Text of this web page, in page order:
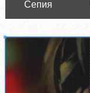
Сепия